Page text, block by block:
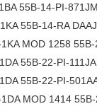
55B-14-PI-
55B-14-RA
MOD 1258 55B-
55B-22-PI-
55B-22-PI-
MOD 1414 55B-